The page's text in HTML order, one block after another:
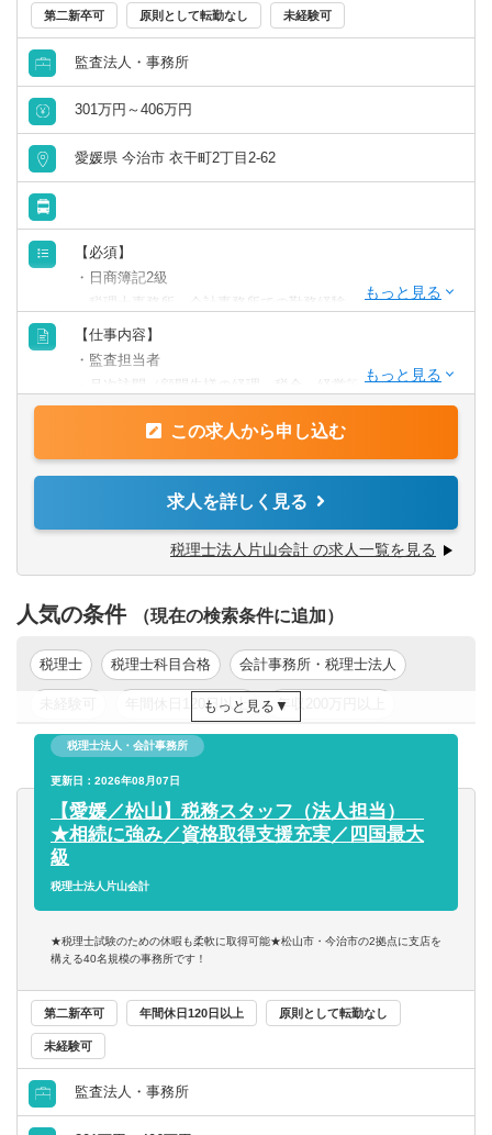
間は10時間程度ですが、専門学校がある日は定時で退社い
ただくことが可能です。
また、税理士試験前は1か月ほど試験休暇を取得いただくこ
とも可能！資格取得を全面的に支援しています。
■職員は20～50代と幅広い層が在籍しています。
■女性が多く活躍しており、育休の取得実績もあります。時
第二新卒可 原則として転勤なし 未経験可
監査法人・事務所
301万円～406万円
愛媛県 今治市 衣干町2丁目2-62
【必須】
・日商簿記2級
・税理士事務所、会計事務所での勤務経験
・一般的なExcel・Word等のPCスキル
★キャリア形成を図るべく、新入社員一人一人にＯＪＴ担
当を設け、積極的な研修の参加等も推奨しています。
未経験の方も安心してスキルアップできる環境を再構築
【仕事内容】
・監査担当者
・月次訪問（顧問先様の経理、税金、経営等の相談対応）
・融資、資金繰りの支援
・年末調整、確定申告業務
・法人決算申告書の作成
■はじめは内勤から徐々に業務をお任せしていきます。先輩
から丁寧に教えてもらえますので安心してスタートできる
の月残業時間は10時間程度ですが、専門学校がある日は定
時で退社いただくことが可能です。
また、税理士試験前は1か月ほど試験休暇を取得いただくこ
とも可能！資格取得を全面的に支援しています。
■職員は20～50代と幅広い層が在籍しています。
■女性が多く活躍しており、育休の取得実績もあります。時
★中予地方からの通勤も歓迎。手当や家賃補助の優遇あり
ます★
この求人から申し込む
求人を詳しく見る
税理士法人片山会計 の求人一覧を見る
人気の条件 （現在の検索条件に追加）
税理士 税理士科目合格 会計事務所・税理士法人
年間休日120日以上 年収200万円以上
年収300万円以上 年収400万円以上
東京都 関東
もっと見る
税理士法人・会計事務所
更新日：2026年08月07日
【愛媛／松山】税務スタッフ（法人担当）
★相続に強み／資格取得支援充実／四国最大
級
税理士法人片山会計
★税理士試験のための休暇も柔軟に取得可能★松山市・今治市の2拠点に支店を
構える40名規模の事務所です！
第二新卒可 年間休日120日以上 原則として転勤なし
未経験可
監査法人・事務所